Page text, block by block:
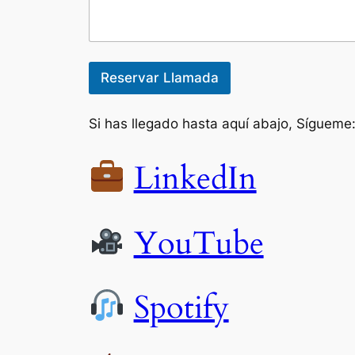
Reservar Llamada
Si has llegado hasta aquí abajo, Sígueme:
LinkedIn
YouTube
Spotify